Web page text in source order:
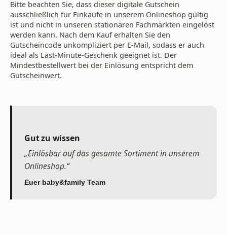
Bitte beachten Sie, dass dieser digitale Gutschein
ausschließlich für Einkäufe in unserem Onlineshop gültig
ist und nicht in unseren stationären Fachmärkten eingelöst
werden kann. Nach dem Kauf erhalten Sie den
Gutscheincode unkompliziert per E-Mail, sodass er auch
ideal als Last-Minute-Geschenk geeignet ist. Der
Mindestbestellwert bei der Einlösung entspricht dem
Gutscheinwert.
Gut zu wissen
„Einlösbar auf das gesamte Sortiment in unserem
Onlineshop.“
Euer baby&family Team